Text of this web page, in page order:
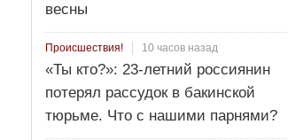
весны
Происшествия! 10 часов назад
«Ты кто?»: 23-летний россиянин
потерял рассудок в бакинской
тюрьме. Что с нашими парнями?